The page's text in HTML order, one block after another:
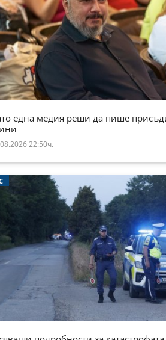
една медия реши да пише
22:50ч.